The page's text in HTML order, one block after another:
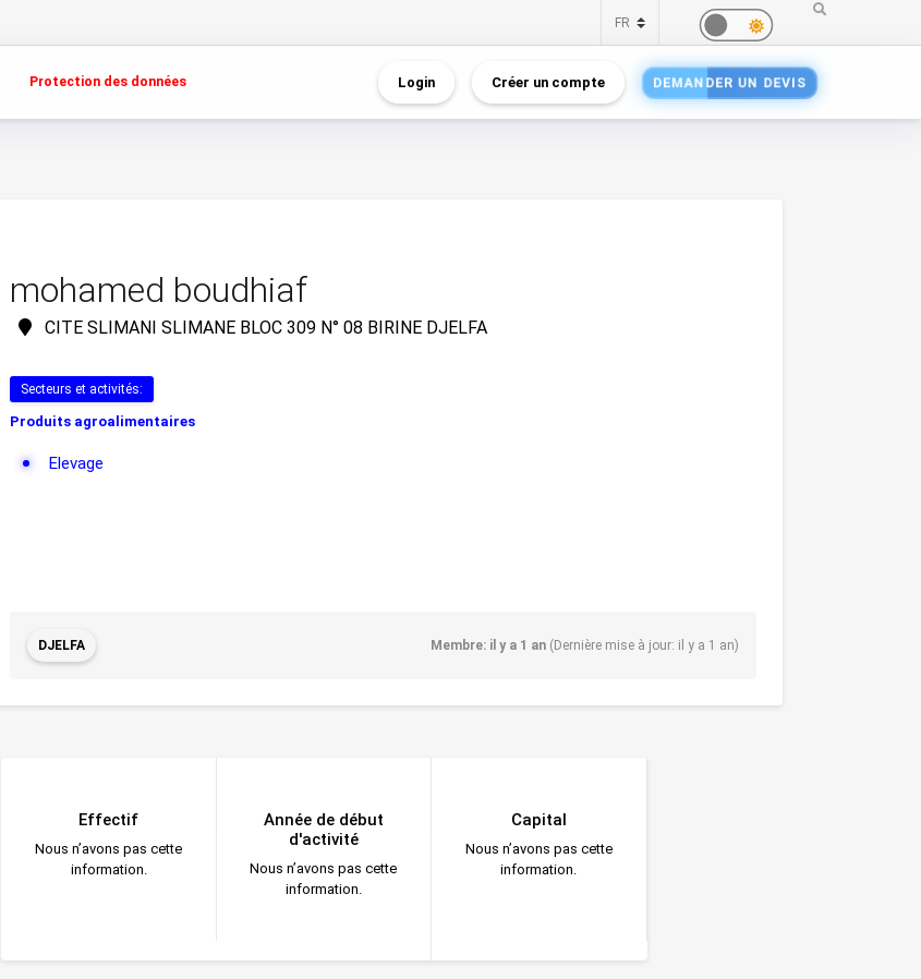
Protection des données Login Créer un compte DEMANDER UN DEVIS
mohamed boudhiaf
CITE SLIMANI SLIMANE BLOC 309 N° 08 BIRINE DJELFA
Secteurs et activités:
Produits agroalimentaires
Elevage
DJELFA Membre: il y a 1 an (Dernière mise à jour: il y a 1 an)
Effectif
Nous n’avons pas cette
information.
Année de début
d'activité
Nous n’avons pas cette
information.
Capital
Nous n’avons pas cette
information.